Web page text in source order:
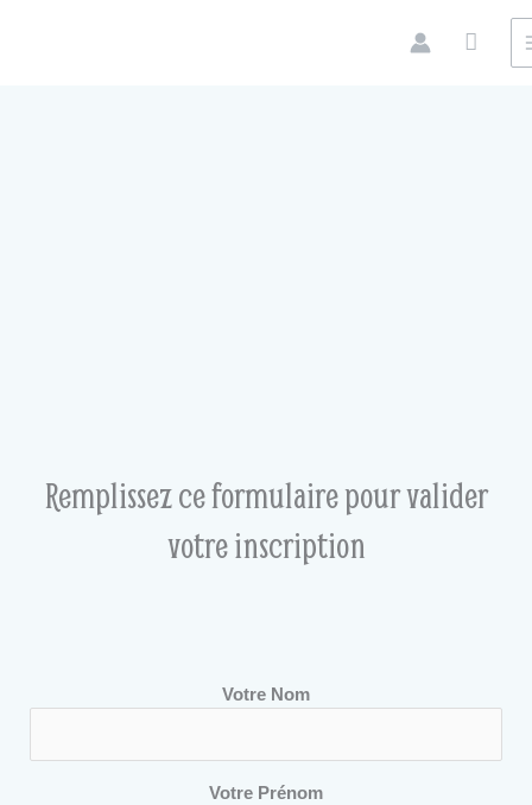
Remplissez ce formulaire pour valider
votre inscription
Votre Nom
Votre Prénom